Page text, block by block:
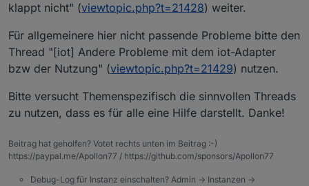
klappt nicht" (viewtopic.php?t=21428) weiter.
Für allgemeinere hier nicht passende Probleme bitte den
Thread "[iot] Andere Probleme mit dem iot-Adapter
bzw der Nutzung" (viewtopic.php?t=21429) nutzen.
Bitte versucht Themenspezifisch die sinnvollen Threads
zu nutzen, dass es für alle eine Hilfe darstellt. Danke!
Beitrag hat geholfen? Votet rechts unten im Beitrag :-)
https://paypal.me/Apollon77 / https://github.com/sponsors/Apollon77
Debug-Log für Instanz einschalten? Admin -> Instanzen ->